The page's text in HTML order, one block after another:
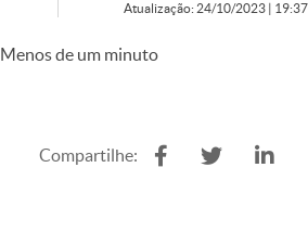
Atualização: 24/10/2023 | 19:37
Menos de um minuto
Compartilhe: